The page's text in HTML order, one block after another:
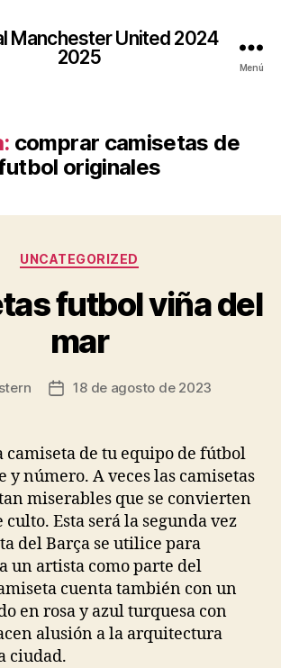
Manchester United 2024
2025
Menú
comprar camisetas de
originales
Categorías
UNCATEGORIZED
futbol viña del
mar
Fecha
entrada
18 de agosto de 2023
camiseta de tu equipo de fútbol
y número. A veces las camisetas
miserables que se convierten
Esta será la segunda vez
del Barça se utilice para
un artista como parte del
cuenta también con un
en rosa y azul turquesa con
alusión a la arquitectura
ciudad.